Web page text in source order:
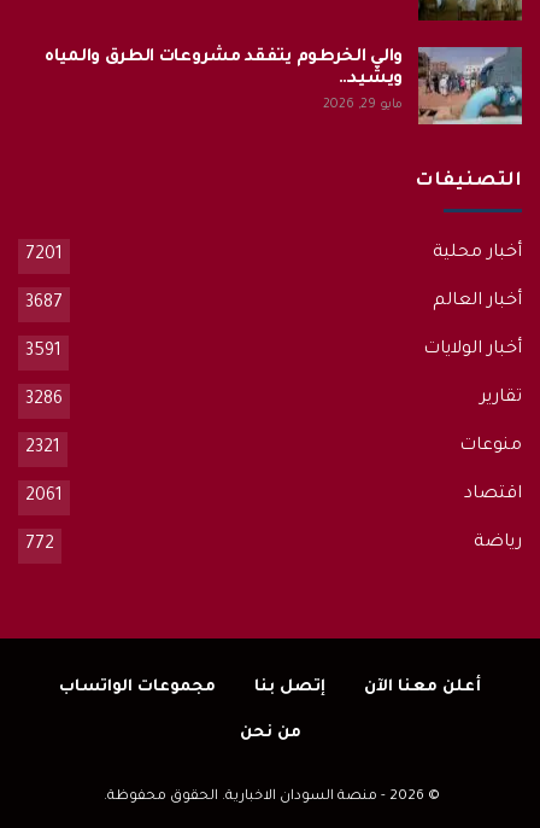
والي الخرطوم يتفقد مشروعات الطرق والمياه
ويشيد…
مايو 29, 2026
التصنيفات
أخبار محلية 7201
أخبار العالم 3687
أخبار الولايات 3591
تقارير 3286
منوعات 2321
اقتصاد 2061
رياضة 772
أعلن معنا الآن إتصل بنا مجموعات الواتساب
من نحن
© 2026 - منصة السودان الاخبارية. الحقوق محفوظة.